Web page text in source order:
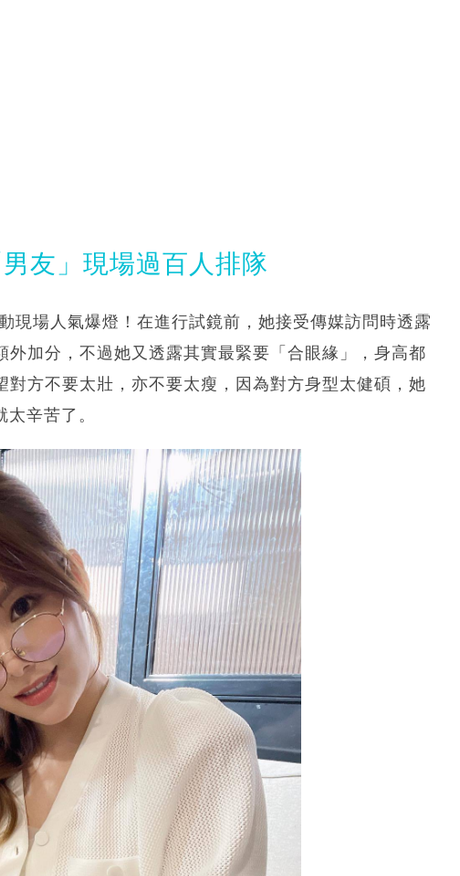
友」現場過百人排隊
現場人氣爆燈！在進行試鏡前，她接受傳媒訪問時透露
加分，不過她又透露其實最緊要「合眼緣」，身高都
方不要太壯，亦不要太瘦，因為對方身型太健碩，她
辛苦了。